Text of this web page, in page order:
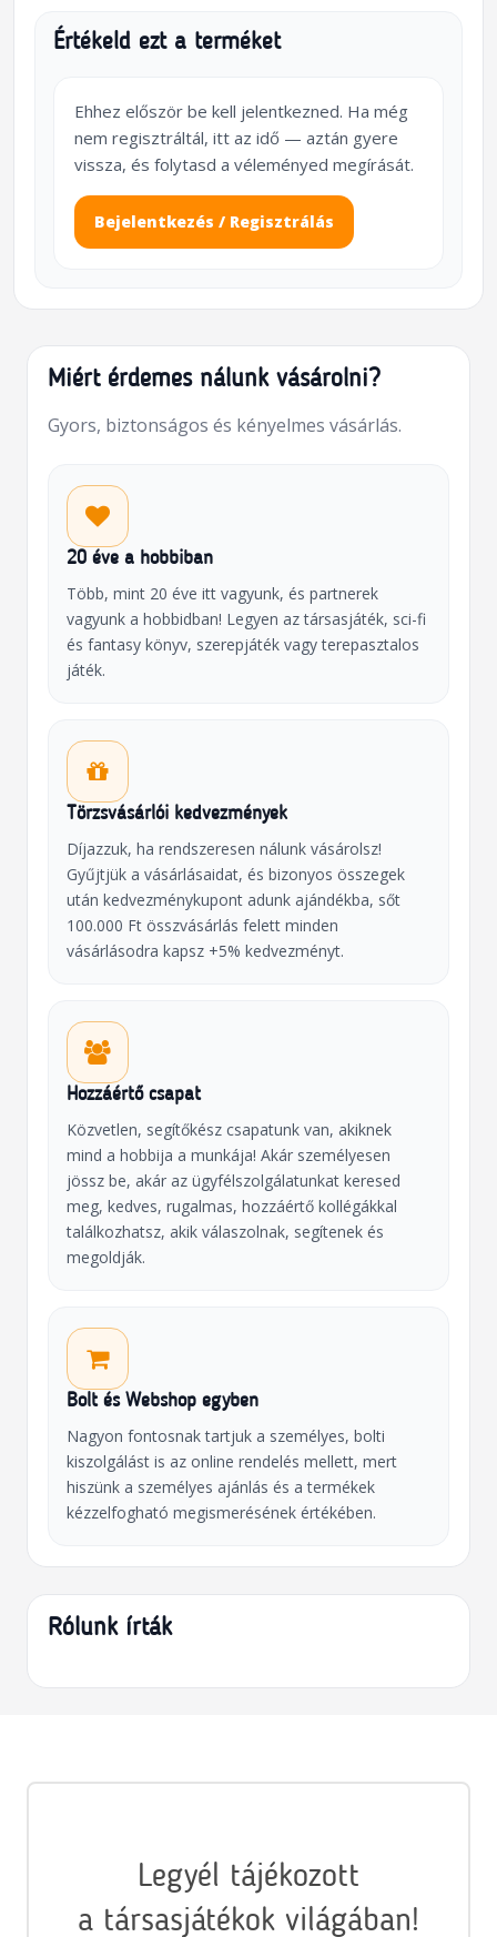
Értékeld ezt a terméket
Ehhez először be kell jelentkezned. Ha még
nem regisztráltál, itt az idő — aztán gyere
vissza, és folytasd a véleményed megírását.
Bejelentkezés / Regisztrálás
Miért érdemes nálunk vásárolni?
Gyors, biztonságos és kényelmes vásárlás.
20 éve a hobbiban
Több, mint 20 éve itt vagyunk, és partnerek
vagyunk a hobbidban! Legyen az társasjáték, sci-fi
és fantasy könyv, szerepjáték vagy terepasztalos
játék.
Törzsvásárlói kedvezmények
Díjazzuk, ha rendszeresen nálunk vásárolsz!
Gyűjtjük a vásárlásaidat, és bizonyos összegek
után kedvezménykupont adunk ajándékba, sőt
100.000 Ft összvásárlás felett minden
vásárlásodra kapsz +5% kedvezményt.
Hozzáértő csapat
Közvetlen, segítőkész csapatunk van, akiknek
mind a hobbija a munkája! Akár személyesen
jössz be, akár az ügyfélszolgálatunkat keresed
meg, kedves, rugalmas, hozzáértő kollégákkal
találkozhatsz, akik válaszolnak, segítenek és
megoldják.
Bolt és Webshop egyben
Nagyon fontosnak tartjuk a személyes, bolti
kiszolgálást is az online rendelés mellett, mert
hiszünk a személyes ajánlás és a termékek
kézzelfogható megismerésének értékében.
Rólunk írták
Legyél tájékozott
a társasjátékok világában!